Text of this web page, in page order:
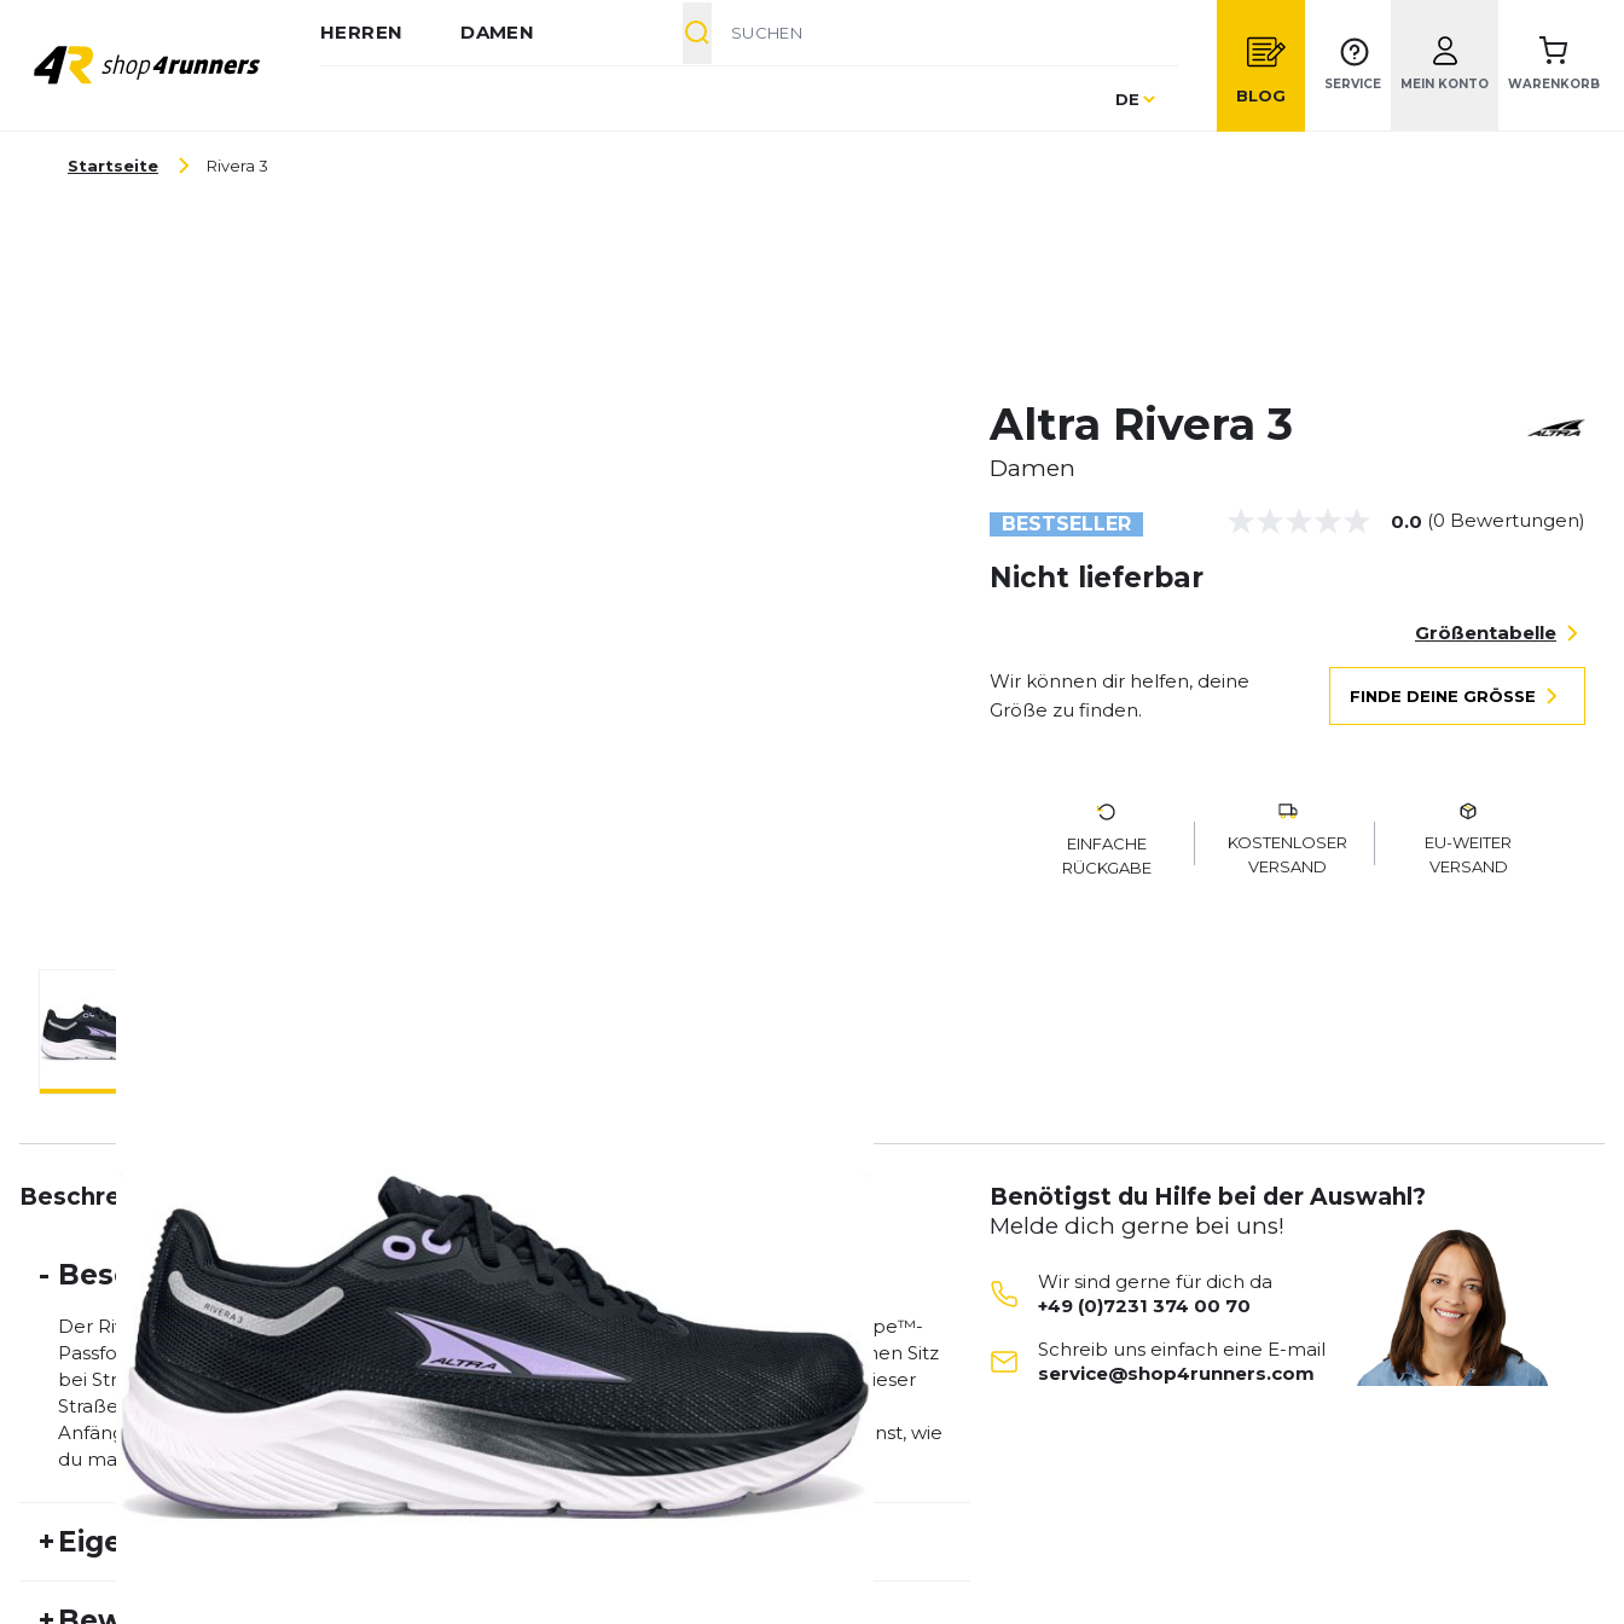
HERREN DAMEN
Sprache
DE BLOG
SERVICE MEIN KONTO WARENKORB
Startseite Rivera 3
Altra Rivera 3
Damen
BESTSELLER 0.0 (0 Bewertungen)
Nicht lieferbar
Größentabelle
Wir können dir helfen, deine
Größe zu finden.
FINDE DEINE GRÖSSE
EINFACHE
RÜCKGABE
KOSTENLOSER
VERSAND
EU-WEITER
VERSAND
Beschreibung Bewertungen
- Beschreibung
Der Rivera 3 ist gekommen, um sich zu bewegen. Ausgestattet mit unserer Slim FootShape™-
Passform bietet der Rivera 3 einen engeren Fit, während er deinen Füßen einen natürlichen Sitz
bei Straßenläufen ermöglicht. Mit unserem Altra EGO™-Zwischensohlenschaum bietet dieser
Straßenlaufschuh ein weiches und gleichzeitig reaktionsfreudiges Laufgefühl, sowohl für
Anfänger als auch für Experten. Dieser Schuh ist so konzipiert, dass du dich bewegen kannst, wie
du magst.
+ Eigenschaften
Benötigst du Hilfe bei der Auswahl?
Melde dich gerne bei uns!
Wir sind gerne für dich da
+49 (0)7231 374 00 70
Schreib uns einfach eine E-mail
service@shop4runners.com